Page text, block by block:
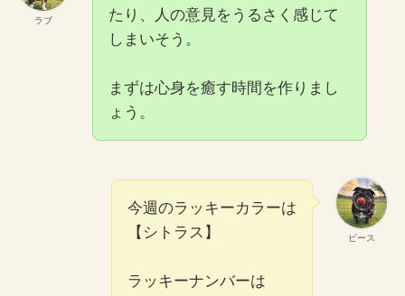
ラブ
たり、人の意見をうるさく感じて
しまいそう。
まずは心身を癒す時間を作りまし
ょう。
ピース
今週のラッキーカラーは
【シトラス】
ラッキーナンバーは